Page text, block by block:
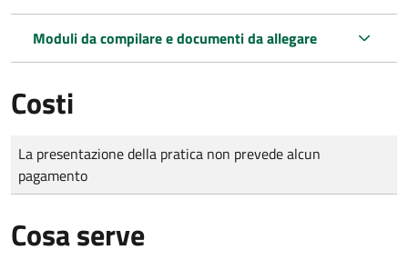
Moduli da compilare e documenti da allegare
Costi
Tipo di pagamento
Importo
La presentazione della pratica non prevede alcun
pagamento
Cosa serve